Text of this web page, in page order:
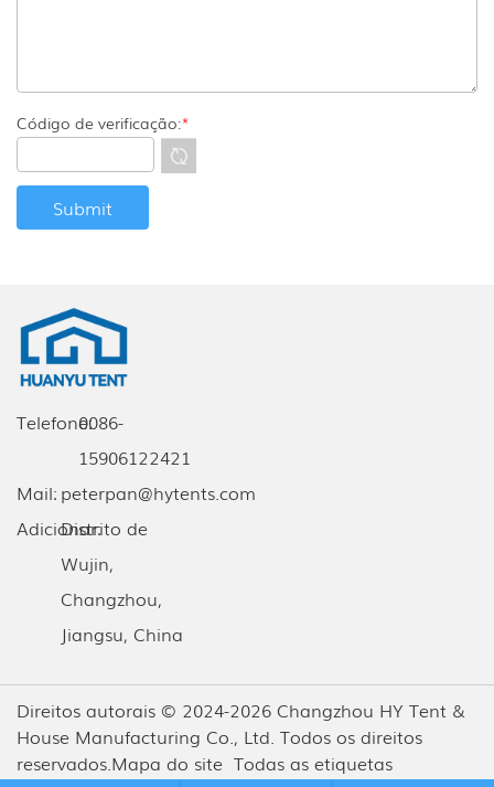
Código de verificação:*
Adicionar:Distrito de
Wujin,
Changzhou,
Jiangsu, China
Telefone:0086-
15906122421
Mail: peterpan@hytents.com
Direitos autorais © 2024-2026 Changzhou HY Tent &
House Manufacturing Co., Ltd. Todos os direitos
reservados.Mapa do site Todas as etiquetas